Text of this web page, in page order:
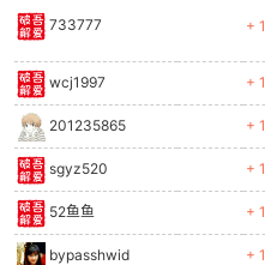
cn
733777 + 1
wcj1997 + 1
201235865 + 1
sgyz520 + 1
52鱼鱼 + 1
bypasshwid + 1